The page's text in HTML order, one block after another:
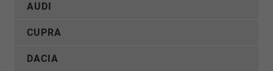
AUDI
CUPRA
DACIA